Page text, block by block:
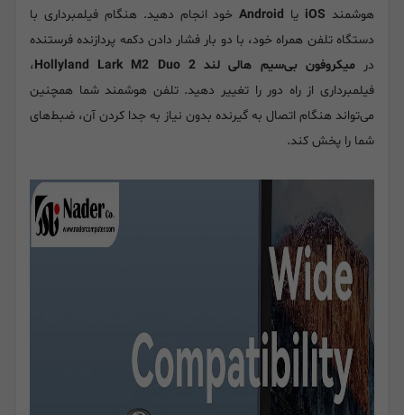
هوشمند iOS یا Androidخود انجام دهید. هنگام فیلمبرداری با
دستگاه تلفن همراه خود، با دو بار فشار دادن دکمه پردازنده فرستنده
درمیکروفون بی‌سیم هالی لند Hollyland Lark M2 Duo 2
،
فیلمبرداری از راه دور را تغییر دهید. تلفن هوشمند شما همچنین
می‌تواند هنگام اتصال به گیرنده بدون نیاز به جدا کردن آن، ضبط‌های
شما را پخش کند.